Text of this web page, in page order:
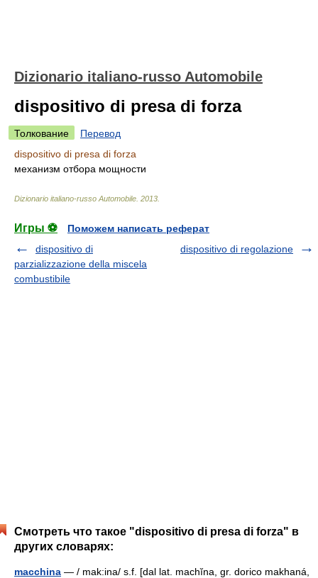
Dizionario italiano-russo Automobile
dispositivo di presa di forza
Толкование
Перевод
dispositivo di presa di forza
механизм отбора мощности
Dizionario italiano-russo Automobile 2013
Игры ⚽
Поможем написать реферат
dispositivo di
parzializzazione della miscela
combustibile
dispositivo di regolazione
Смотреть что такое "dispositivo di presa di forza" в
других словарях:
macchina — / mak:ina/ s.f. [dal lat. machĭna, gr. dorico makhaná,